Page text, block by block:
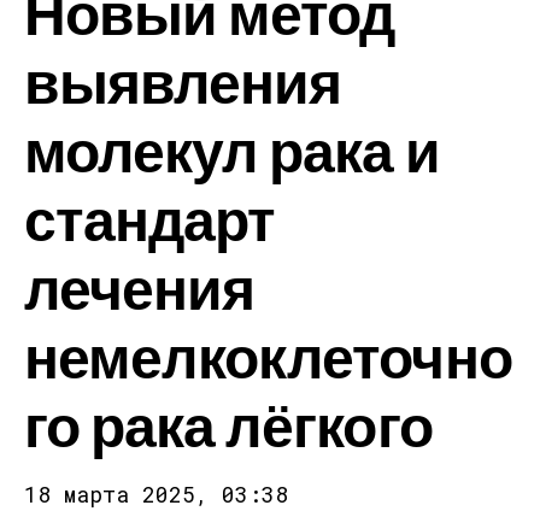
выявления
молекул рака и
стандарт
лечения
немелкоклеточно
го рака лёгкого
18 марта 2025, 03:38